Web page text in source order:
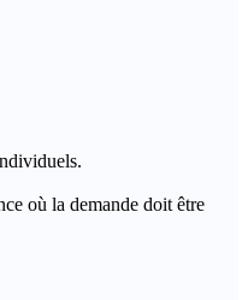
où la demande doit être